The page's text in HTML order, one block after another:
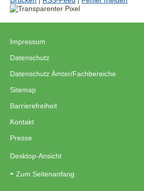
Impressum
Datenschutz
Datenschutz Ämter/Fachbereiche
Sitemap
Barrierefreiheit
Kontakt
Presse
Desktop-Ansicht
Zum Seitenanfang